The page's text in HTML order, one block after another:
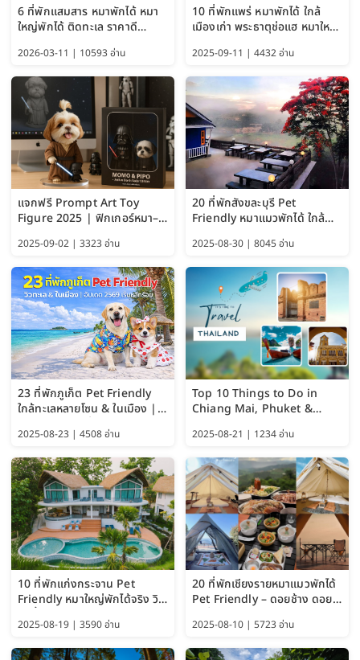
6 ที่พักแสมสาร หมาพักได้ หมา
ใหญ่พักได้ ติดทะเล ราคาดี
2026-03-11 | 10593 อ่าน
10 ที่พักแพร่ หมาพักได้ ใกล้
เมืองเก่า พระธาตุช่อแฮ หมาใหญ่
2025-09-11 | 4432 อ่าน
แจกฟรี Prompt Art Toy
Figure 2025 | ฟิกเกอร์หมา–
ChatGPT และ Gemini
2025-09-02 | 3323 อ่าน
20 ที่พักสังขละบุรี Pet
Friendly หมาแมวพักได้ ใกล้
2025-08-30 | 8045 อ่าน
23 ที่พักภูเก็ต Pet Friendly
ใกล้ทะเลหลายโซน & ในเมือง |
2025-08-23 | 4508 อ่าน
Top 10 Things to Do in
Chiang Mai, Phuket &
Guide 2025)
2025-08-21 | 1234 อ่าน
10 ที่พักแก่งกระจาน Pet
Friendly หมาใหญ่พักได้จริง วิว
2025-08-19 | 3590 อ่าน
20 ที่พักเชียงรายหมาแมวพักได้
Pet Friendly – ดอยช้าง ดอย
2025-08-10 | 5723 อ่าน